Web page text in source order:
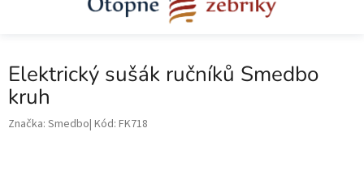
Elektrický sušák ručníků Smedbo
kruh
Značka: Smedbo Kód: FK718